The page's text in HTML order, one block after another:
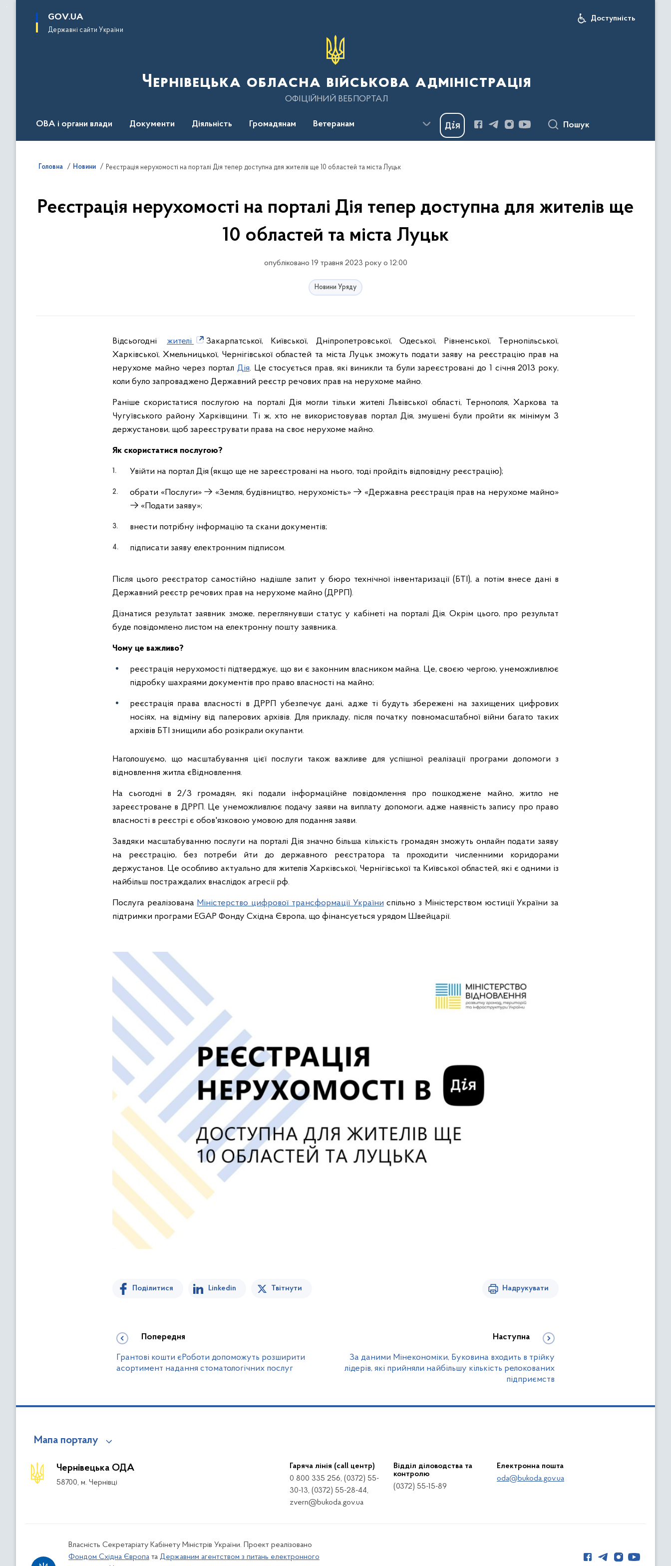
основного
GOV.UA
Державні сайти України
Доступність
Чернівецька обласна військова адміністрація
ОФІЦІЙНИЙ ВЕБПОРТАЛ
ОВА і органи влади Документи Діяльність Громадянам Ветеранам Пошук
Головна Новини Реєстрація нерухомості на порталі Дія тепер доступна для жителів ще 10 областей та міста Луцьк
Реєстрація нерухомості на порталі Дія тепер доступна для жителів ще
10 областей та міста Луцьк
опубліковано 19 травня 2023 року о 12:00
Новини Уряду
Відсьогодні жителі
Закарпатської, Київської, Дніпропетровської, Одеської, Рівненської, Тернопільської,
Харківської, Хмельницької, Чернігівської областей та міста Луцьк зможуть подати заяву на реєстрацію прав на
нерухоме майно через портал Дія. Це стосується прав, які виникли та були зареєстровані до 1 січня 2013 року,
коли було запроваджено Державний реєстр речових прав на нерухоме майно.
Раніше скористатися послугою на порталі Дія могли тільки жителі Львівської області, Тернополя, Харкова та
Чугуївського району Харківщини. Ті ж, хто не використовував портал Дія, змушені були пройти як мінімум 3
держустанови, щоб зареєструвати права на своє нерухоме майно.
Як скористатися послугою?
Увійти на портал Дія (якщо ще не зареєстровані на нього, тоді пройдіть відповідну реєстрацію);
обрати «Послуги» → «Земля, будівництво, нерухомість» → «Державна реєстрація прав на нерухоме майно»
→ «Подати заяву»;
внести потрібну інформацію та скани документів;
підписати заяву електронним підписом.
Після цього реєстратор самостійно надішле запит у бюро технічної інвентаризації (БТІ), а потім внесе дані в
Державний реєстр речових прав на нерухоме майно (ДРРП).
Дізнатися результат заявник зможе, переглянувши статус у кабінеті на порталі Дія. Окрім цього, про результат
буде повідомлено листом на електронну пошту заявника.
Чому це важливо?
реєстрація нерухомості підтверджує, що ви є законним власником майна. Це, своєю чергою, унеможливлює
підробку шахраями документів про право власності на майно;
реєстрація права власності в ДРРП убезпечує дані, адже ті будуть збережені на захищених цифрових
носіях, на відміну від паперових архівів. Для прикладу, після початку повномасштабної війни багато таких
архівів БТІ знищили або розікрали окупанти.
Наголошуємо, що масштабування цієї послуги також важливе для успішної реалізації програми допомоги з
відновлення житла єВідновлення.
На сьогодні в 2/3 громадян, які подали інформаційне повідомлення про пошкоджене майно, житло не
зареєстроване в ДРРП. Це унеможливлює подачу заяви на виплату допомоги, адже наявність запису про право
власності в реєстрі є обов'язковою умовою для подання заяви.
Завдяки масштабуванню послуги на порталі Дія значно більша кількість громадян зможуть онлайн подати заяву
на реєстрацію, без потреби йти до державного реєстратора та проходити численними коридорами
держустанов. Це особливо актуально для жителів Харківської, Чернігівської та Київської областей, які є одними із
найбільш постраждалих внаслідок агресії рф.
Послуга реалізована Міністерство цифрової трансформації України спільно з Міністерством юстиції України за
підтримки програми EGAP Фонду Східна Європа, що фінансується урядом Швейцарії.
Поділитися Linkedin Твітнути Надрукувати
Попередня
Грантові кошти єРоботи допоможуть розширити
асортимент надання стоматологічних послуг
Наступна
За даними Мінекономіки, Буковина входить в трійку
лідерів, які прийняли найбільшу кількість релокованих
підприємств
Мапа порталу
Чернівецька ОДА
58700, м. Чернівці
Гаряча лінія (call центр)
0 800 335 256, (0372) 55-
30-13, (0372) 55-28-44,
zvern@bukoda.gov.ua
Відділ діловодства та
контролю
(0372) 55-15-89
Електронна пошта
oda@bukoda.gov.ua
Власність Секретаріату Кабінету Міністрів України. Проект реалізовано
Фондом Східна Європа та Державним агентством з питань електронного